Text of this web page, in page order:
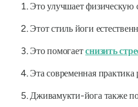
Это улучшает физическую
Этот стиль йоги
Это помогаетснизить
Эта современная практика
Дживамукти-йога также